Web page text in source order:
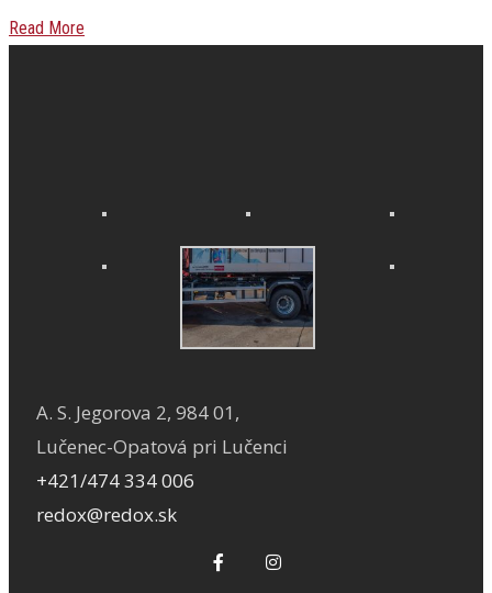
Read More
A. S. Jegorova 2, 984 01,
Lučenec-Opatová pri Lučenci
+421/474 334 006
redox@redox.sk